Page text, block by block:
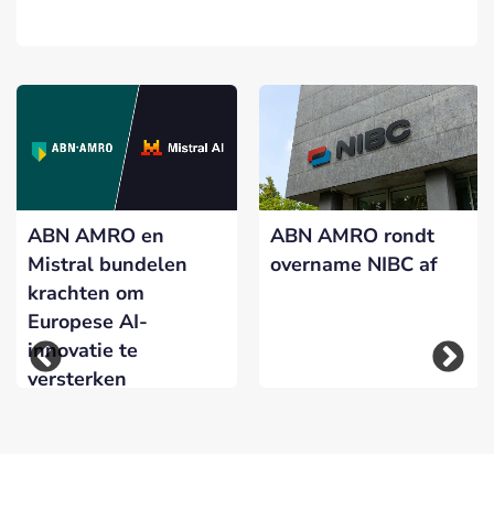
ABN AMRO en
Mistral bundelen
krachten om
Europese AI-
innovatie te
versterken
ABN AMRO rondt
overname NIBC af